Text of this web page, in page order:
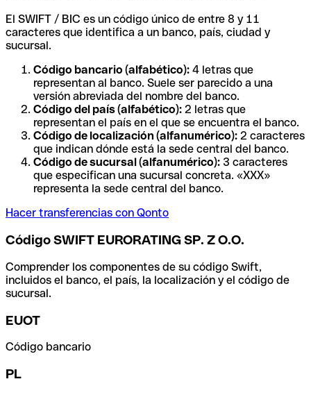
El SWIFT / BIC es un código único de entre 8 y 11
caracteres que identifica a un banco, país, ciudad y
sucursal.
Código bancario (alfabético): 4 letras que
representan al banco. Suele ser parecido a una
versión abreviada del nombre del banco.
Código del país (alfabético): 2 letras que
representan el país en el que se encuentra el banco.
Código de localización (alfanumérico): 2 caracteres
que indican dónde está la sede central del banco.
Código de sucursal (alfanumérico): 3 caracteres
que especifican una sucursal concreta. «XXX»
representa la sede central del banco.
Hacer transferencias con Qonto
Código SWIFT EURORATING SP. Z O.O.
Comprender los componentes de su código Swift,
incluidos el banco, el país, la localización y el código de
sucursal.
EUOT
Código bancario
PL